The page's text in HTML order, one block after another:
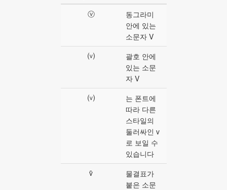
ⓥ
동그라미
안에 있는
소문자 V
⒱
괄호 안에
있는 소문
자 V
⒱
는 폰트에
따라 다른
스타일의
둘러싸인 v
로 보일 수
있습니다
ṽ
물결표가
붙은 소문